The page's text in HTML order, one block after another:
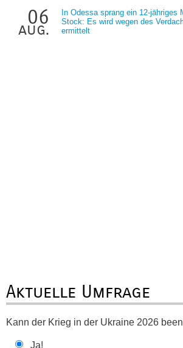
06
aug.
In Odessa sprang ein 12-jähriges
Stock: Es wird wegen des
ermittelt
Aktuelle Umfrage
Kann der Krieg in der Ukraine 2026
Ja!